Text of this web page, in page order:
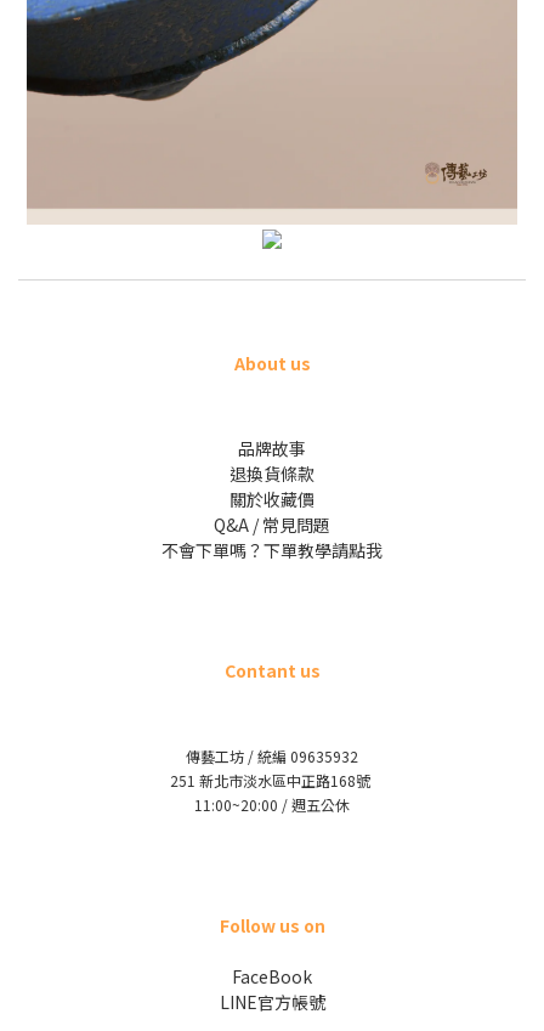
About us
品牌故事
退換貨條款
關於收藏價
Q&A / 常見問題
不會下單嗎？下單教學請點我
Contant us
傳藝工坊 / 統編 09635932
251 新北市淡水區中正路168號
11:00~20:00 / 週五公休
Follow us on
FaceBook
LINE官方帳號